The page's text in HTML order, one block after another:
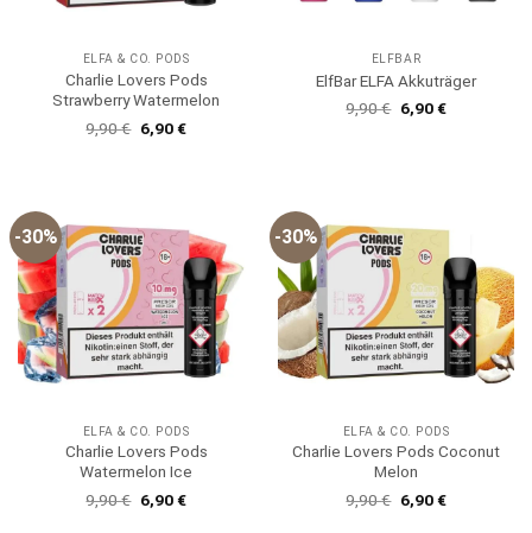
ELFA & CO. PODS
Charlie Lovers Pods
Strawberry Watermelon
9,90€ Ursprünglicher
Preis
6,90€Aktueller
ELFBAR
ElfBar ELFA Akkuträger
9,90€ Ursprünglicher
Preis
6,90€Aktueller
-30%
ELFA & CO. PODS
Charlie Lovers Pods
Watermelon Ice
9,90€ Ursprünglicher
Preis
6,90€Aktueller
-30%
ELFA & CO. PODS
Charlie Lovers Pods Coconut
Melon
9,90€ Ursprünglicher
Preis
6,90€Aktueller